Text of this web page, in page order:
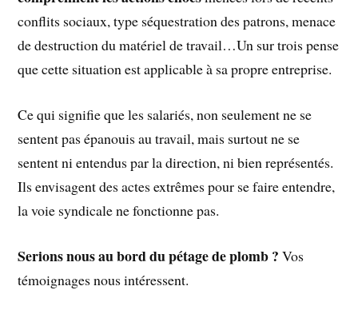
conflits sociaux, type séquestration des patrons, menace
de destruction du matériel de travail…Un sur trois pense
que cette situation est applicable à sa propre entreprise.
Ce qui signifie que les salariés, non seulement ne se
sentent pas épanouis au travail, mais surtout ne se
sentent ni entendus par la direction, ni bien représentés.
Ils envisagent des actes extrêmes pour se faire entendre,
la voie syndicale ne fonctionne pas.
Serions nous au bord du pétage de plomb ? Vos
témoignages nous intéressent.